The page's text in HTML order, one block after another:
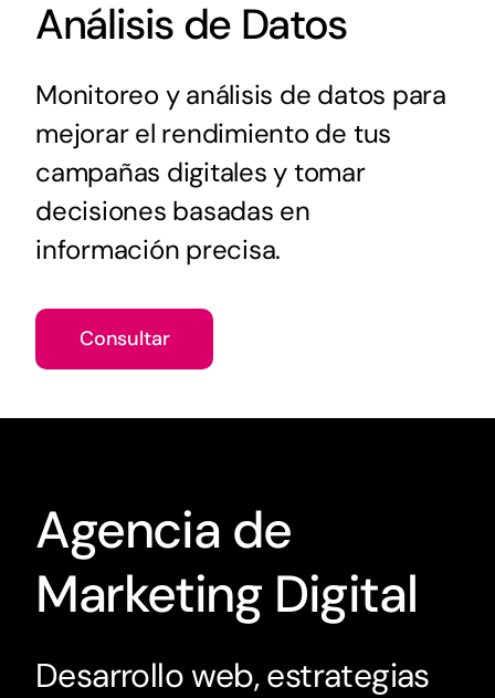
Análisis de Datos
Monitoreo y análisis de datos para
mejorar el rendimiento de tus
campañas digitales y tomar
decisiones basadas en
información precisa.
Consultar
Agencia de
Marketing Digital
Desarrollo web, estrategias